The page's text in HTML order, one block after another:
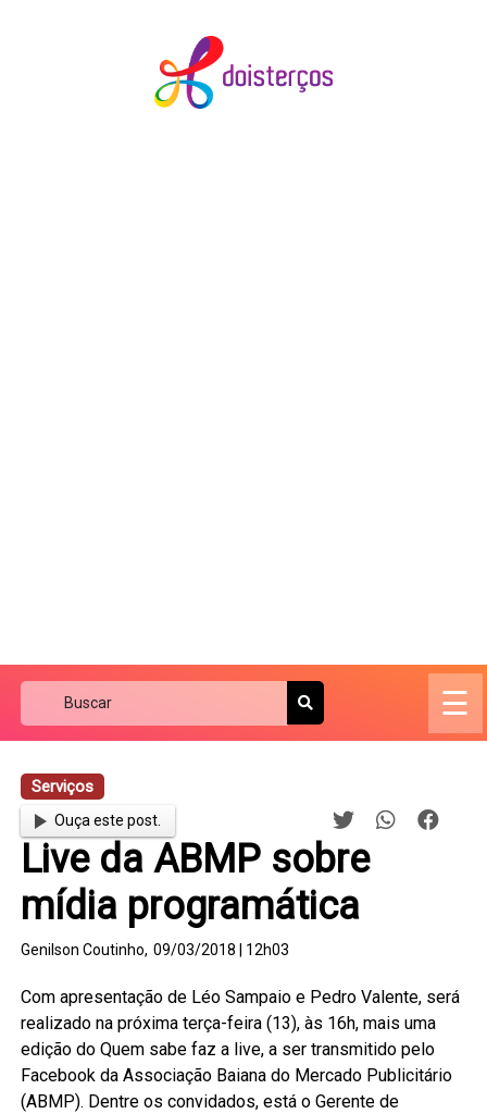
☰
Serviços
Ouça este post.
Live da ABMP sobre
mídia programática
Genilson Coutinho, 09/03/2018 | 12h03
Com apresentação de Léo Sampaio e Pedro Valente, será
realizado na próxima terça-feira (13), às 16h, mais uma
edição do Quem sabe faz a live, a ser transmitido pelo
Facebook da Associação Baiana do Mercado Publicitário
(ABMP). Dentre os convidados, está o Gerente de